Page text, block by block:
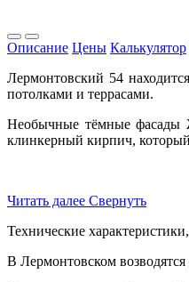
Описание Цены Калькулятор
Лермонтовский 54
потолками и террасами.
Необычные тёмные фасады
клинкерный кирпич,
Читать далее Свернуть
Технические
В Лермонтовском